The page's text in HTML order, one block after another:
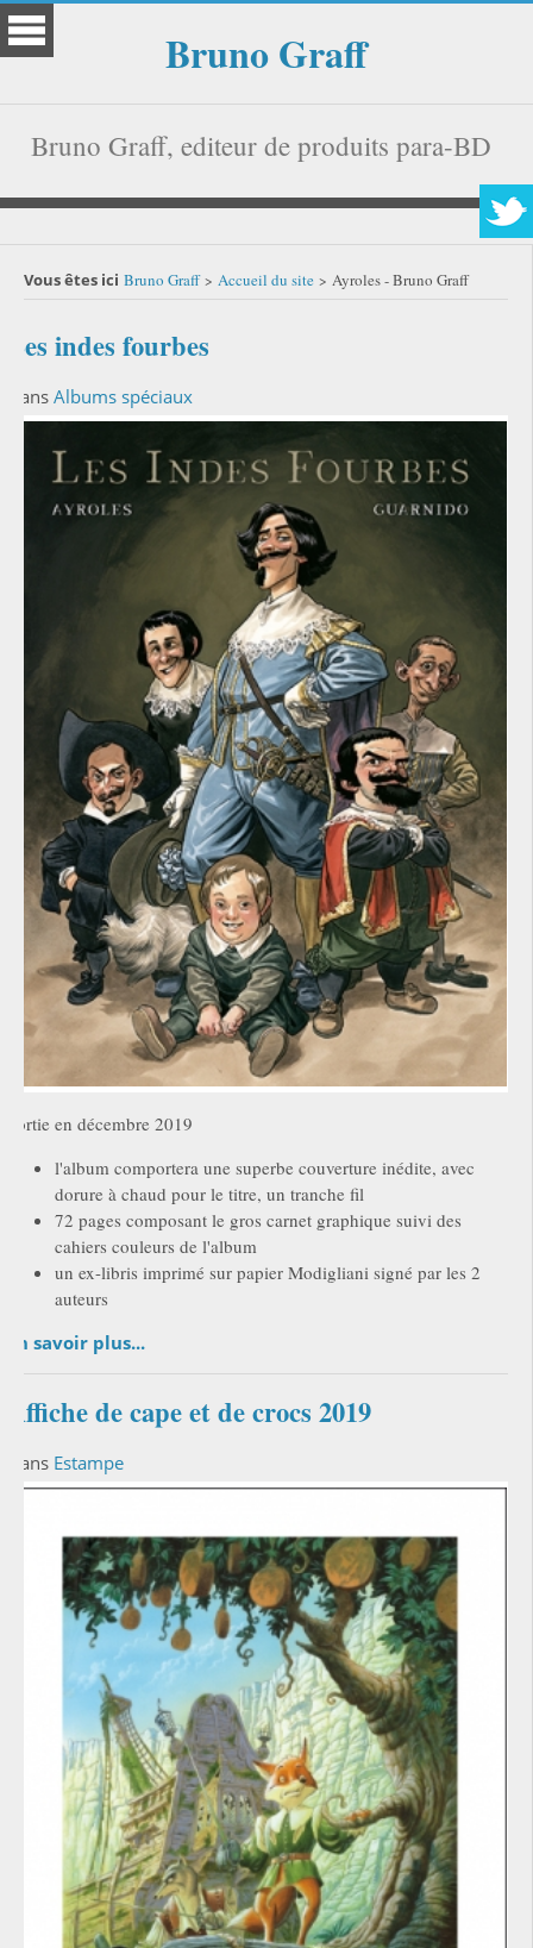
Bruno Graff
Bruno Graff, editeur de produits para-BD
Vous êtes ici Bruno Graff > Accueil du site > Ayroles - Bruno Graff
Les indes fourbes
Dans Albums spéciaux
Sortie en décembre 2019
l'album comportera une superbe couverture inédite, avec
dorure à chaud pour le titre, un tranche fil
72 pages composant le gros carnet graphique suivi des
cahiers couleurs de l'album
un ex-libris imprimé sur papier Modigliani signé par les 2
auteurs
En savoir plus...
Affiche de cape et de crocs 2019
Dans Estampe